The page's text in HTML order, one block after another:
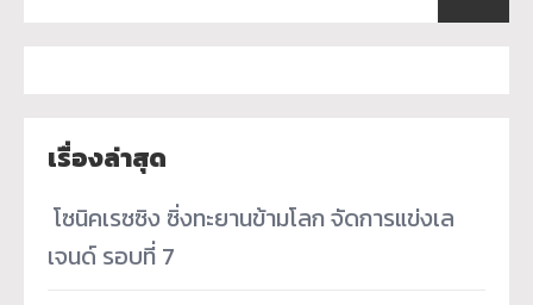
เรื่องล่าสุด
­ โซนิคเรซซิง ซิ่งทะยานข้ามโลก จัดการแข่งเล
เจนด์ รอบที่ 7